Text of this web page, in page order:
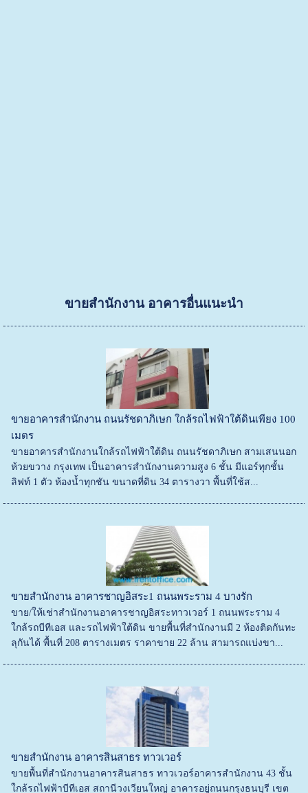
ขายสำนักงาน อาคารอื่นแนะนำ
ขายอาคารสำนักงาน ถนนรัชดาภิเษก ใกล้รถไฟฟ้าใต้ดินเพียง 100
เมตร
ขายอาคารสำนักงานใกล้รถไฟฟ้าใต้ดิน ถนนรัชดาภิเษก สามเสนนอก
ห้วยขวาง กรุงเทพ เป็นอาคารสำนักงานความสูง 6 ชั้น มีแอร์ทุกชั้น
ลิฟท์ 1 ตัว ห้องน้ำทุกชัน ขนาดที่ดิน 34 ตารางวา พื้นที่ใช้ส...
ขายสำนักงาน อาคารชาญอิสระ1 ถนนพระราม 4 บางรัก
ขาย/ให้เช่าสำนักงานอาคารชาญอิสระทาวเวอร์ 1 ถนนพระราม 4
ใกล้รถบีทีเอส และรถไฟฟ้าใต้ดิน ขายพื้นที่สำนักงานมี 2 ห้องติดกันทะ
ลุกันได้ พื้นที่ 208 ตารางเมตร ราคาขาย 22 ล้าน สามารถแบ่งขา...
ขายสำนักงาน อาคารสินสาธร ทาวเวอร์
ขายพื้นที่สำนักงานอาคารสินสาธร ทาวเวอร์อาคารสำนักงาน 43 ชั้น
ใกล้รถไฟฟ้าบีทีเอส สถานีวงเวียนใหญ่ อาคารอยู่ถนนกรุงธนบุรี เขต